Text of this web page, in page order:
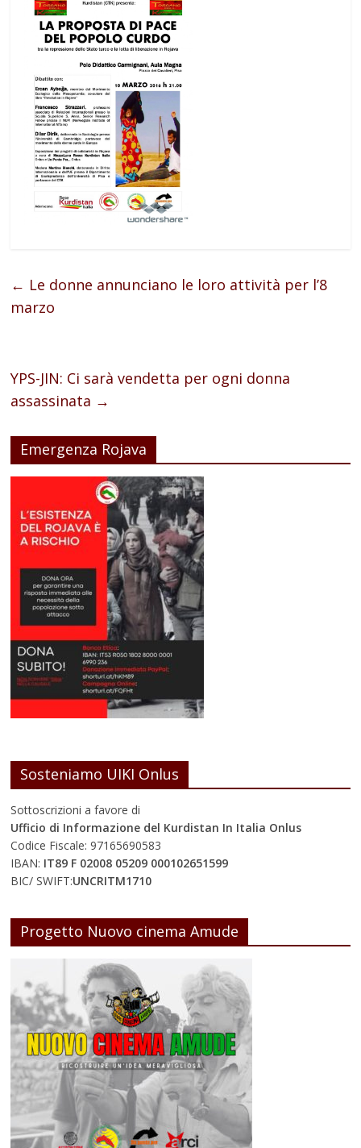
← Le donne annunciano le loro attività per l’8
marzo
YPS-JIN: Ci sarà vendetta per ogni donna
assassinata →
Emergenza Rojava
Sosteniamo UIKI Onlus
Sottoscrizioni a favore di
Ufficio di Informazione del Kurdistan In Italia Onlus
Codice Fiscale: 97165690583
IBAN: IT89 F 02008 05209 000102651599
BIC/ SWIFT:UNCRITM1710
Progetto Nuovo cinema Amude